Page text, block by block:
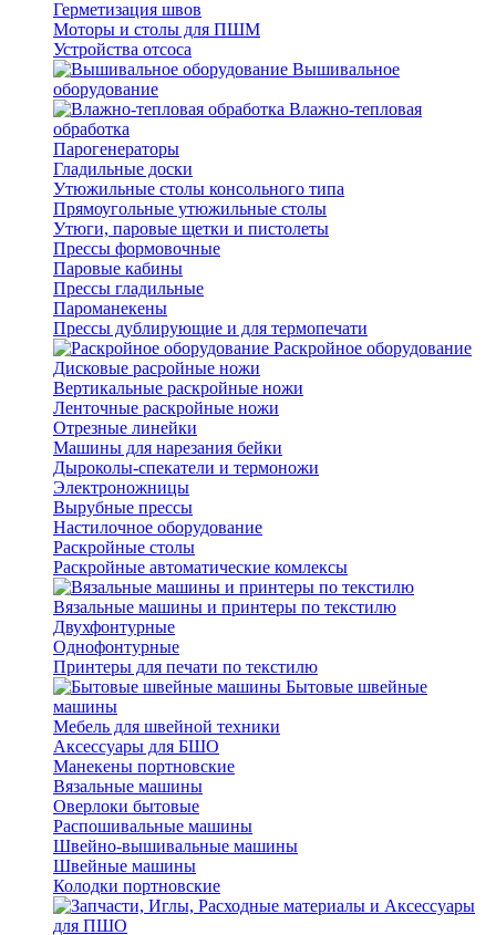
Герметизация швов
Моторы и столы для ПШМ
Устройства отсоса
Вышивальное
оборудование
Влажно-тепловая
обработка
Парогенераторы
Гладильные доски
Утюжильные столы консольного типа
Прямоугольные утюжильные столы
Утюги, паровые щетки и пистолеты
Прессы формовочные
Паровые кабины
Прессы гладильные
Пароманекены
Прессы дублирующие и для термопечати
Раскройное оборудование
Дисковые расройные ножи
Вертикальные раскройные ножи
Ленточные раскройные ножи
Отрезные линейки
Машины для нарезания бейки
Дыроколы-спекатели и термоножи
Электроножницы
Вырубные прессы
Настилочное оборудование
Раскройные столы
Раскройные автоматические комлексы
Вязальные машины и принтеры по текстилю
Двухфонтурные
Однофонтурные
Принтеры для печати по текстилю
Бытовые швейные
машины
Мебель для швейной техники
Аксессуары для БШО
Манекены портновские
Вязальные машины
Оверлоки бытовые
Распошивальные машины
Швейно-вышивальные машины
Швейные машины
Колодки портновские